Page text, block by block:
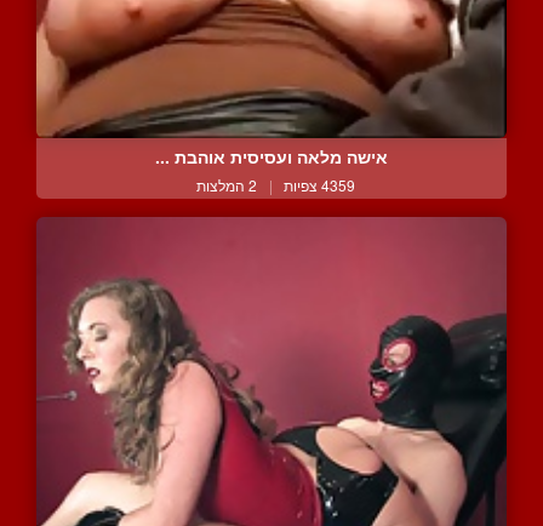
אישה מלאה ועסיסית אוהבת ...
4359 צפיות | 2 המלצות